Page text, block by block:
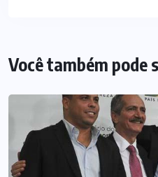
Você também pode